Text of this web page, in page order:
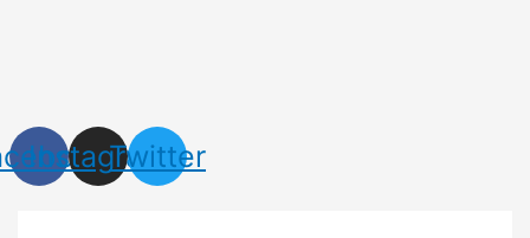
Instagram
Twitter